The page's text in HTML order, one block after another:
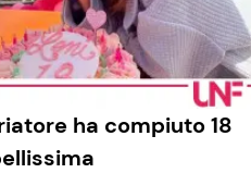
ha compiuto 18